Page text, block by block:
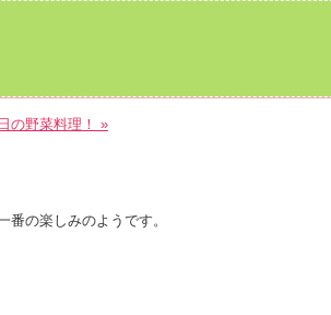
の野菜料理！ »
の楽しみのようです。